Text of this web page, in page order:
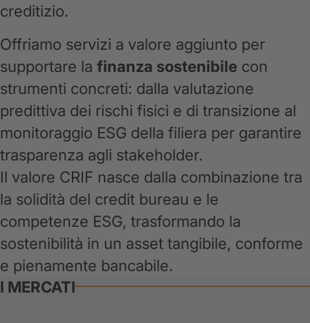
creditizio.
Offriamo servizi a valore aggiunto per
supportare la finanza sostenibile con
strumenti concreti: dalla valutazione
predittiva dei rischi fisici e di transizione al
monitoraggio ESG della filiera per garantire
trasparenza agli stakeholder.
Il valore CRIF nasce dalla combinazione tra
la solidità del credit bureau e le
competenze ESG, trasformando la
sostenibilità in un asset tangibile, conforme
e pienamente bancabile.
I MERCATI